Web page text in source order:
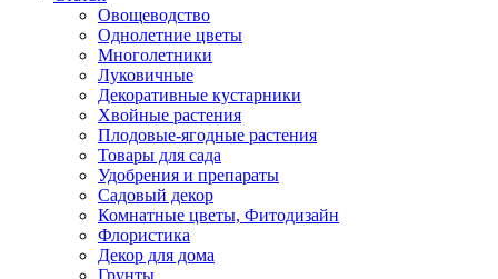
Овощеводство
Однолетние цветы
Многолетники
Луковичные
Декоративные кустарники
Хвойные растения
Плодовые-ягодные растения
Товары для сада
Удобрения и препараты
Садовый декор
Комнатные цветы, Фитодизайн
Флористика
Декор для дома
Грунты